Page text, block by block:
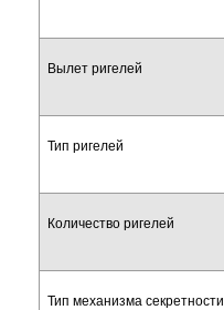
Вылет ригелей
Тип ригелей
Количество ригелей
Тип механизма секретности